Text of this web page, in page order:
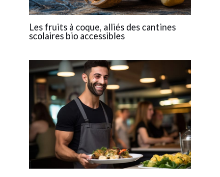
Les fruits à coque, alliés des cantines
scolaires bio accessibles